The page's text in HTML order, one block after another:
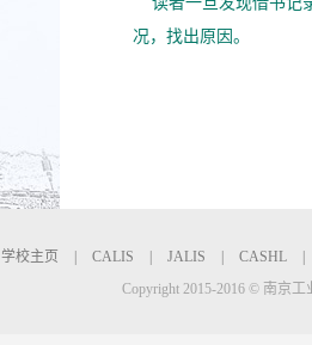
况，找出原因。
学校主页 CALIS JALIS CASHL
Copyright 2015-2016 © 南京工